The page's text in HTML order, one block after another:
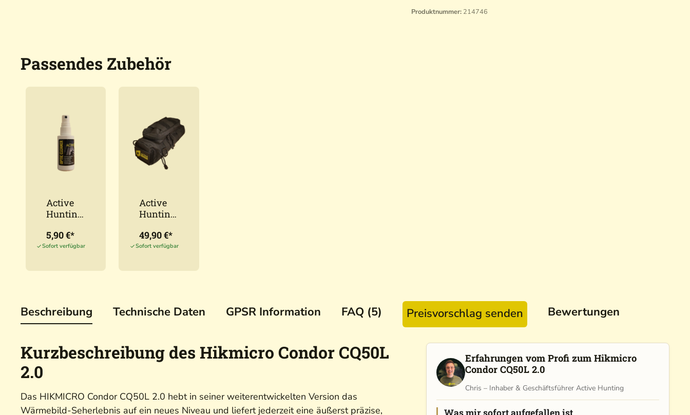
Produktnummer: 214746
Passendes Zubehör
Active
Hunting
niger
50ml
5,90 €*
Sofort verfügbar
Active
Hunting
sche für
Wärmeb
49,90 €*
Sofort verfügbar
Beschreibung Technische Daten GPSR Information FAQ (5) Preisvorschlag senden Bewertungen
Kurzbeschreibung des Hikmicro Condor CQ50L
2.0
Das HIKMICRO Condor CQ50L 2.0 hebt in seiner weiterentwickelten Version das
Wärmebild-Seherlebnis auf ein neues Niveau und liefert jederzeit eine äußerst präzise,
Erfahrungen vom Profi zum Hikmicro
Condor CQ50L 2.0
Chris – Inhaber & Geschäftsführer Active Hunting
Was mir sofort aufgefallen ist